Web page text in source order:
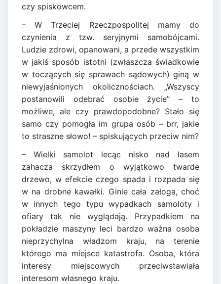
czy spiskowcem.
– W Trzeciej Rzeczpospolitej mamy do
czynienia z tzw. seryjnymi samobójcami.
Ludzie zdrowi, opanowani, a przede wszystkim
w jakiś sposób istotni (zwłaszcza świadkowie
w toczących się sprawach sądowych) giną w
niewyjaśnionych okolicznościach. „Wszyscy
postanowili odebrać osobie życie” – to
możliwe, ale czy prawdopodobne? Stało się
samo czy pomogła im grupa osób – brr, jakie
to straszne słowo! – spiskujących przeciw nim?
– Wielki samolot lecąc nisko nad lasem
zahacza skrzydłem o wyjątkowo twarde
drzewo, w efekcie czego spada i rozpada się
w na drobne kawałki. Ginie cała załoga, choć
w innych tego typu wypadkach samoloty i
ofiary tak nie wyglądają. Przypadkiem na
pokładzie maszyny leci bardzo ważna osoba
nieprzychylna władzom kraju, na terenie
którego ma miejsce katastrofa. Osoba, która
interesy miejscowych przeciwstawiała
interesom własnego kraju.